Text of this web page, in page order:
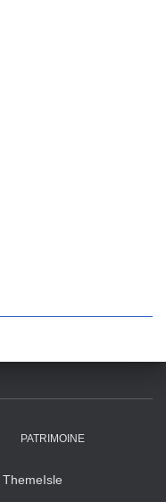
PATRIMOINE
ThemeIsle